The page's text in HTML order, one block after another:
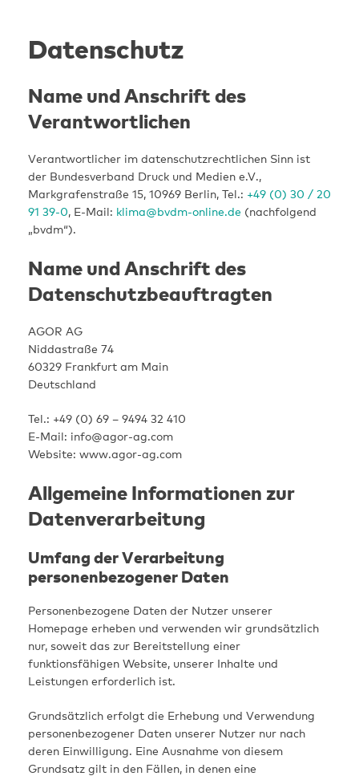
contentDatenschutz
Name und Anschrift des
Verantwortlichen
Verantwortlicher im datenschutzrechtlichen Sinn ist
der Bundesverband Druck und Medien e.V.,
Markgrafenstraße 15, 10969 Berlin, Tel.: +49 (0) 30 / 20
91 39-0, E-Mail: klima@bvdm-online.de (nachfolgend
„bvdm“).
Name und Anschrift des
Datenschutzbeauftragten
AGOR AG
Niddastraße 74
60329 Frankfurt am Main
Deutschland
Tel.: +49 (0) 69 – 9494 32 410
E-Mail: info@agor-ag.com
Website: www.agor-ag.com
Allgemeine Informationen zur
Datenverarbeitung
Umfang der Verarbeitung
personenbezogener Daten
Personenbezogene Daten der Nutzer unserer
Homepage erheben und verwenden wir grundsätzlich
nur, soweit das zur Bereitstellung einer
funktionsfähigen Website, unserer Inhalte und
Leistungen erforderlich ist.
Grundsätzlich erfolgt die Erhebung und Verwendung
personenbezogener Daten unserer Nutzer nur nach
deren Einwilligung. Eine Ausnahme von diesem
Grundsatz gilt in den Fällen, in denen eine